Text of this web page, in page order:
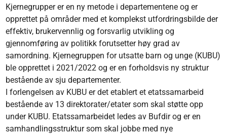
Kjernegrupper er en ny metode i departementene og er
opprettet på områder med et komplekst utfordringsbilde der
effektiv, brukervennlig og forsvarlig utvikling og
gjennomføring av politikk forutsetter høy grad av
samordning. Kjernegruppen for utsatte barn og unge (KUBU)
ble opprettet i 2021/2022 og er en forholdsvis ny struktur
bestående av sju departementer.
I forlengelsen av KUBU er det etablert et etatssamarbeid
bestående av 13 direktorater/etater som skal støtte opp
under KUBU. Etatssamarbeidet ledes av Bufdir og er en
samhandlingsstruktur som skal jobbe med nye